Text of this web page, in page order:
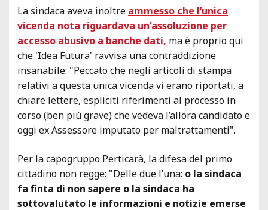
La sindaca aveva inoltre ammesso che l’unica
vicenda nota riguardava un'assoluzione per
accesso abusivo a banche dati, ma è proprio qui
che 'Idea Futura' ravvisa una contraddizione
insanabile: "Peccato che negli articoli di stampa
relativi a questa unica vicenda vi erano riportati, a
chiare lettere, espliciti riferimenti al processo in
corso (ben più grave) che vedeva l’allora candidato e
oggi ex Assessore imputato per maltrattamenti".
Per la capogruppo Perticarà, la difesa del primo
cittadino non regge: "Delle due l’una: o la sindaca
fa finta di non sapere o la sindaca ha
sottovalutato le informazioni e notizie emerse